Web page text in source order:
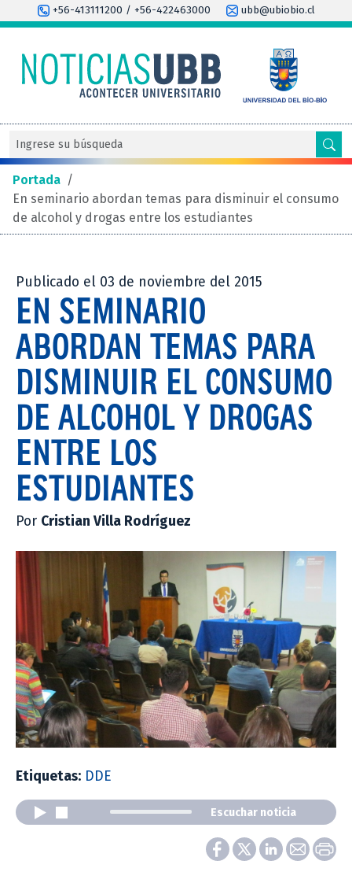
+56-413111200 / +56-422463000 ubb@ubiobio.cl
Portada /
En seminario abordan temas para disminuir el consumo
de alcohol y drogas entre los estudiantes
Publicado el 03 de noviembre del 2015
EN SEMINARIO
ABORDAN TEMAS PARA
DISMINUIR EL CONSUMO
DE ALCOHOL Y DROGAS
ENTRE LOS
ESTUDIANTES
Por Cristian Villa Rodríguez
Etiquetas: DDE
Escuchar noticia